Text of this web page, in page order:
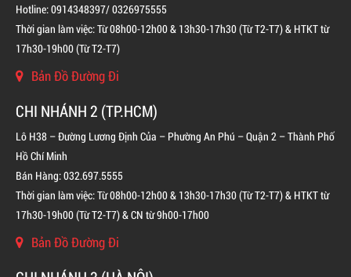
LIÊN HỆ
Hotline: 0914348397/ 0326975555
Thời gian làm việc: Từ 08h00-12h00 & 13h30-17h30 (Từ T2-T7) & HTKT từ
17h30-19h00 (Từ T2-T7)
Bản Đồ Đường Đi
CHI NHÁNH 2 (TP.HCM)
Lô H38 – Đường Lương Định Của – Phường An Phú – Quận 2 – Thành Phố
Hồ Chí Minh
Bán Hàng: 032.697.5555
Thời gian làm việc: Từ 08h00-12h00 & 13h30-17h30 (Từ T2-T7) & HTKT từ
17h30-19h00 (Từ T2-T7) & CN từ 9h00-17h00
Bản Đồ Đường Đi